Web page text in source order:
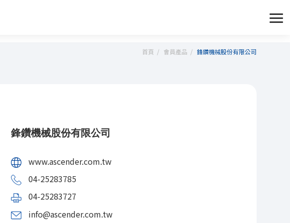
首頁 會員產品 鋒鑽機械股份有限公司
鋒鑽機械股份有限公司
www.ascender.com.tw
04-25283785
04-25283727
info@ascender.com.tw